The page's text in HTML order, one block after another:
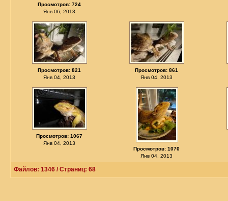
Просмотров: 724
Янв 06, 2013
Просмотров: 821
Янв 04, 2013
Просмотров: 861
Янв 04, 2013
Просмотров: 1067
Янв 04, 2013
Просмотров: 1070
Янв 04, 2013
Файлов: 1346 / Страниц: 68